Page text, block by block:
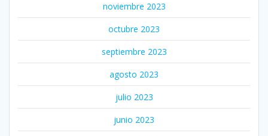
noviembre 2023
octubre 2023
septiembre 2023
agosto 2023
julio 2023
junio 2023